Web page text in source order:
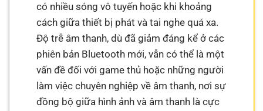
có nhiều sóng vô tuyến hoặc khi khoảng
cách giữa thiết bị phát và tai nghe quá xa.
Độ trễ âm thanh, dù đã giảm đáng kể ở các
phiên bản Bluetooth mới, vẫn có thể là một
vấn đề đối với game thủ hoặc những người
làm việc chuyên nghiệp về âm thanh, nơi sự
đồng bộ giữa hình ảnh và âm thanh là cực